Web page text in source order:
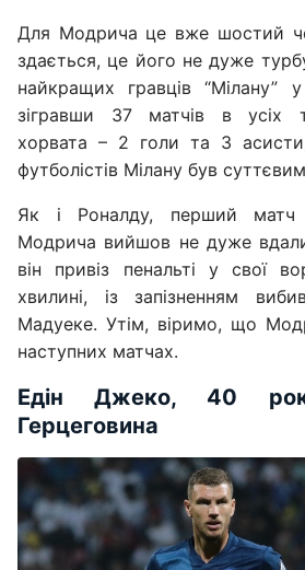
Для Модрича це вже шостий
здається, це його не дуже
найкращих гравців “Мілану”
зігравши 37 матчів в усіх
хорвата – 2 голи та 3
футболістів Мілану був
Як і Роналду, перший
Модрича вийшов не дуже
він привіз пенальті у свої
хвилині, із запізненням
Мадуеке. Утім, віримо, що
наступних матчах.
Едін Джеко, 40
Герцеговина